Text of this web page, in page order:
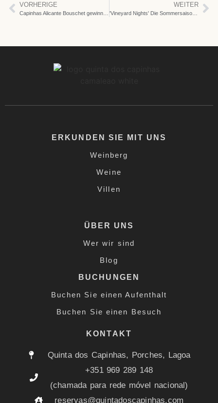
VORHERIGE WEITER
'Vineyard Nights' Die Sommersaison 2025
ERKUNDEN SIE MIT UNS
Weinberg
Weine
Villen
ÜBER UNS
Wer wir sind
Blog
BUCHUNGEN
Buchen Sie einen Aufenthalt
Buchen Sie einen Besuch
KONTAKT
Quinta dos Capinhas, Porches, Lagoa
+351 969 289 148
(chamada para rede móvel nacional)
reservas@quintadoscapinhas.com